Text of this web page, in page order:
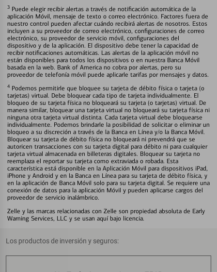
3 Puede elegir recibir alertas a través de notificación automática de la
aplicación Móvil, mensaje de texto o correo electrónico. Factores fuera de
nuestro control pueden afectar cuándo recibirá alertas de nosotros. Estos
incluyen a su proveedor de correo electrónico, configuraciones de correo
electrónico, su proveedor de servicio móvil, configuraciones del
dispositivo y de la aplicación. El dispositivo debe tener la capacidad de
recibir notificaciones automáticas. Las alertas de la aplicación móvil no
están disponibles para todos los dispositivos o en nuestra Banca Móvil
basada en la web. Bank of America no cobra por alertas, pero su
proveedor de telefonía móvil puede aplicarle tarifas por mensajes y datos.
4 Podemos permitirle que bloquee su tarjeta de débito física o tarjeta (o
tarjetas) virtual. Debe bloquear cada tipo de tarjeta individualmente. El
bloqueo de su tarjeta física no bloqueará su tarjeta (o tarjetas) virtual. De
manera similar, bloquear una tarjeta virtual no bloqueará su tarjeta física ni
ninguna otra tarjeta virtual distinta. Cada tarjeta virtual debe bloquearse
individualmente. Podemos brindarle la posibilidad de solicitar o eliminar un
bloqueo a su discreción a través de la Banca en Línea y/o la Banca Móvil.
Bloquear su tarjeta de débito física no bloqueará ni prevendrá que se
autoricen transacciones con su tarjeta digital para débito ni para cualquier
tarjeta virtual almacenada en billeteras digitales. Bloquear su tarjeta no
reemplaza el reportar su tarjeta como extraviada o robada. Esta
característica está disponible en la Aplicación Móvil para dispositivos iPad,
iPhone y Android y en la Banca en Línea para su tarjeta de débito física, y
en la aplicación de Banca Móvil solo para su tarjeta digital. Se requiere una
conexión de datos para la aplicación Móvil y pueden aplicarse cargos del
proveedor de servicio inalámbrico.
Zelle y las marcas relacionadas con Zelle son propiedad absoluta de Early
Warning Services, LLC y se usan aquí bajo licencia.
Los productos de inversión y seguros: